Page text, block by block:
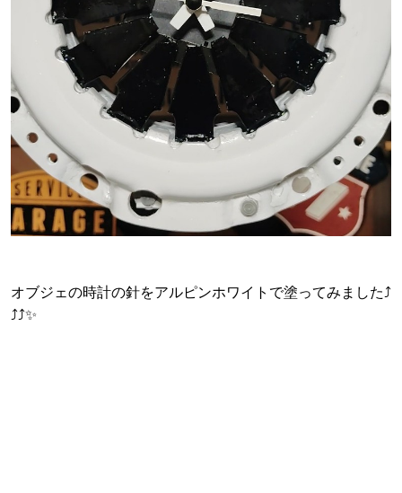
オブジェの時計の針をアルピンホワイトで塗ってみました⤴
⤴⤴✨